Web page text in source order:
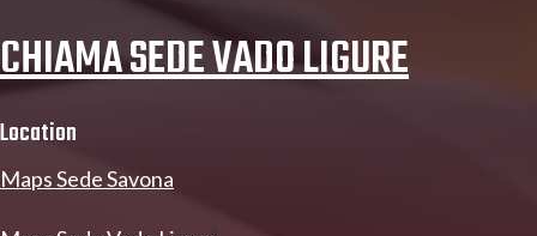
CHIAMA SEDE VADO LIGURE
Location
Maps Sede Savona